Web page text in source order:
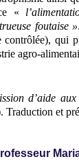
«
foutaise »
qui
agro-
d’aide
Traduction et